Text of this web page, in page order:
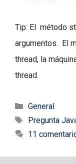
Tip: El método
argumentos. El
thread, la
thread.
Categorías
General
Etiquetas
Pregunta
11